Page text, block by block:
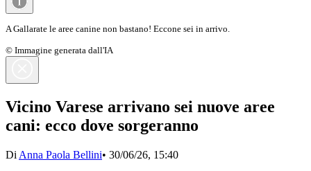
A Gallarate le aree canine non bastano! Eccone sei in arrivo.
© Immagine generata dall'IA
Vicino Varese arrivano sei nuove aree
cani: ecco dove sorgeranno
Di Anna Paola Bellini• 30/06/26, 15:40